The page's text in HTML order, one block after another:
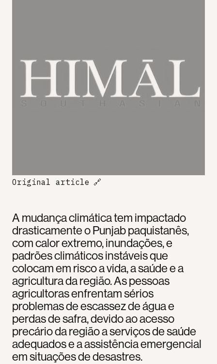
A mudança climática tem impactado
drasticamente o Punjab paquistanês,
com calor extremo, inundações, e
padrões climáticos instáveis que
colocam em risco a vida, a saúde e a
agricultura da região. As pessoas
agricultoras enfrentam sérios
problemas de escassez de água e
perdas de safra, devido ao acesso
precário da região a serviços de saúde
adequados e a assistência emergencial
em situações de desastres.
Original article 🔗